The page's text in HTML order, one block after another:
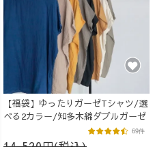
【福袋】ゆったりガーゼTシャツ/選
べる2カラー/知多木綿ダブルガーゼ
69件